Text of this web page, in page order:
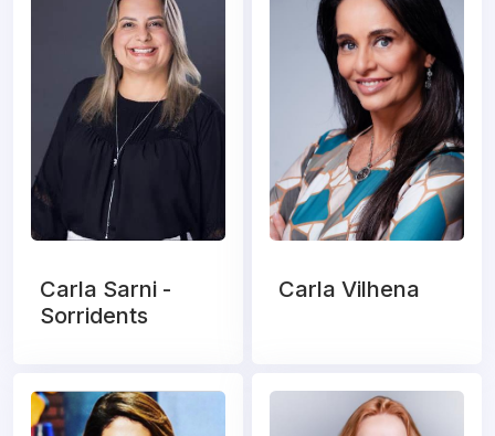
Carla Sarni -
Sorridents
Carla Vilhena